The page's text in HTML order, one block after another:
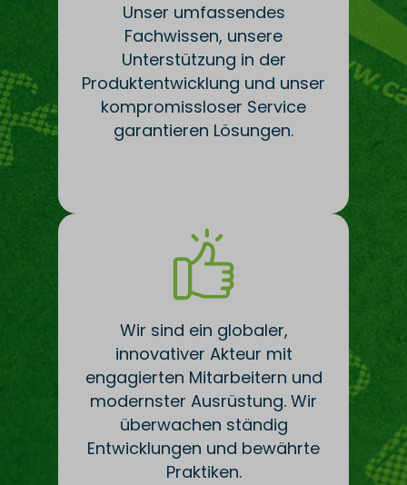
Unser umfassendes
Fachwissen, unsere
Unterstützung in der
Produktentwicklung und unser
kompromissloser Service
garantieren Lösungen.
Wir sind ein globaler,
innovativer Akteur mit
engagierten Mitarbeitern und
modernster Ausrüstung. Wir
überwachen ständig
Entwicklungen und bewährte
Praktiken.